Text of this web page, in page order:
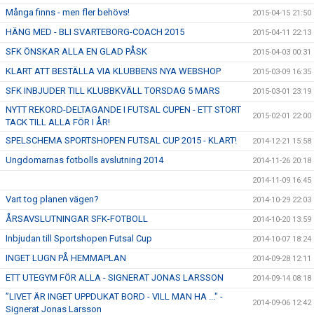
Många finns - men fler behövs! 2015-04-15 21:50
HÄNG MED - BLI SVARTEBORG-COACH 2015 2015-04-11 22:13
SFK ÖNSKAR ALLA EN GLAD PÅSK 2015-04-03 00:31
KLART ATT BESTÄLLA VIA KLUBBENS NYA WEBSHOP 2015-03-09 16:35
SFK INBJUDER TILL KLUBBKVÄLL TORSDAG 5 MARS 2015-03-01 23:19
NYTT REKORD-DELTAGANDE I FUTSAL CUPEN - ETT STORT
TACK TILL ALLA FÖR I ÅR!
2015-02-01 22:00
SPELSCHEMA SPORTSHOPEN FUTSAL CUP 2015 - KLART! 2014-12-21 15:58
Ungdomarnas fotbolls avslutning 2014 2014-11-26 20:18
2014-11-09 16:45
Vart tog planen vägen? 2014-10-29 22:03
ÅRSAVSLUTNINGAR SFK-FOTBOLL 2014-10-20 13:59
Inbjudan till Sportshopen Futsal Cup 2014-10-07 18:24
INGET LUGN PÅ HEMMAPLAN 2014-09-28 12:11
ETT UTEGYM FÖR ALLA - SIGNERAT JONAS LARSSON 2014-09-14 08:18
”LIVET ÄR INGET UPPDUKAT BORD - VILL MAN HA ..." -
Signerat Jonas Larsson
2014-09-06 12:42